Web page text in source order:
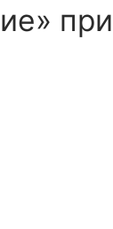
при